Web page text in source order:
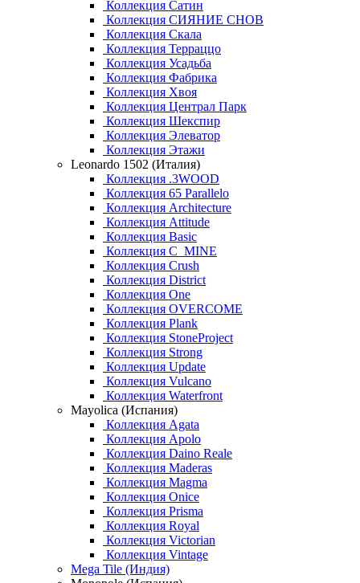
Коллекция Сатин
Коллекция СИЯНИЕ СНОВ
Коллекция Скала
Коллекция Терраццо
Коллекция Усадьба
Коллекция Фабрика
Коллекция Хвоя
Коллекция Централ Парк
Коллекция Шекспир
Коллекция Элеватор
Коллекция Этажи
Leonardo 1502 (Италия)
Коллекция .3WOOD
Коллекция 65 Parallelo
Коллекция Architecture
Коллекция Attitude
Коллекция Basic
Коллекция C_MINE
Коллекция Crush
Коллекция District
Коллекция One
Коллекция OVERCOME
Коллекция Plank
Коллекция StoneProject
Коллекция Strong
Коллекция Update
Коллекция Vulcano
Коллекция Waterfront
Mayolica (Испания)
Коллекция Agata
Коллекция Apolo
Коллекция Daino Reale
Коллекция Maderas
Коллекция Magma
Коллекция Onice
Коллекция Prisma
Коллекция Royal
Коллекция Victorian
Коллекция Vintage
Mega Tile (Индия)